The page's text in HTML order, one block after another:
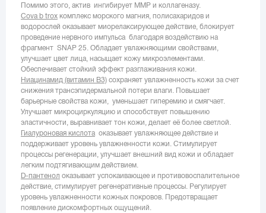
Помимо этого, актив ингибирует ММР и коллагеназу.
Cova b trox комплекс морского магния, полисахаридов и
водорослей оказывает миорелаксирующее действие, блокирует
проведение нервного импульса благодаря воздействию на
фрагмент SNAP 25. Обладает увлажняющими свойствами,
улучшает цвет лица, насыщает кожу микроэлементами.
Обеспечивает стойкий эффект разглаживания кожи.
Ниацинамид (витамин В3) сохраняет увлажненность кожи за счет
снижения трансэпидермальной потери влаги. Повышает
барьерные свойства кожи, уменьшает гиперемию и смягчает.
Улучшает микроциркуляцию и способствует повышению
эластичности, выравнивает тон кожи, делает её более светлой.
Гиалуроновая кислотаоказывает увлажняющее действие и
поддерживает уровень увлажненности кожи. Стимулирует
процессы регенерации, улучшает внешний вид кожи и обладает
легким подтягивающим действием.
D-пантенол оказывает успокаивающее и противовоспалительное
действие, стимулирует регенеративные процессы. Регулирует
уровень увлажненности кожных покровов. Предотвращает
появление дискомфортных ощущений.